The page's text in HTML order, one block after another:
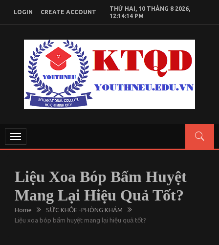
content
LOGIN CREATE ACCOUNT
THỨ HAI, 10 THÁNG 8 2026,
12:14:14 PM
KIẾN THỨC KINH TẾ QUỐC DÂN
Toggle
navigation
Liệu Xoa Bóp Bấm Huyệt
Mang Lại Hiệu Quả Tốt?
Home
SỨC KHỎE -PHÒNG KHÁM
Liệu xoa bóp bấm huyệt mang lại hiệu quả tốt?